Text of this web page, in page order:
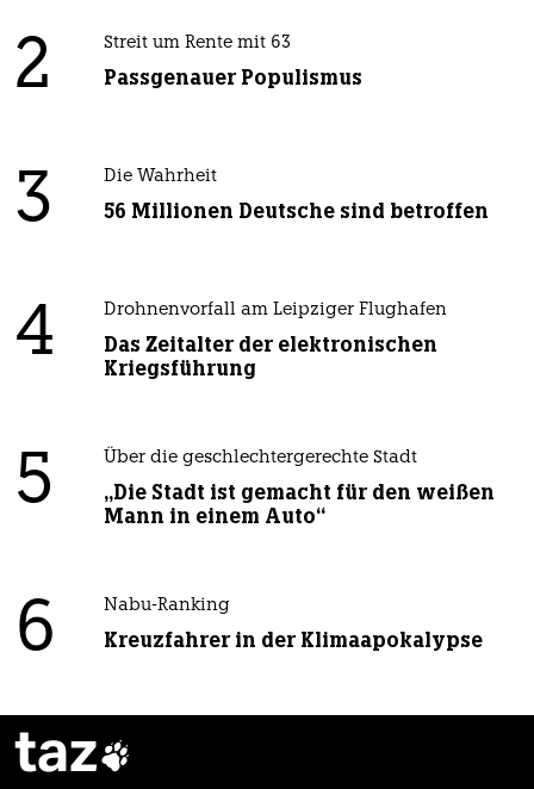
2 Streit um Rente mit 63
Passgenauer Populismus
3 Die Wahrheit
56 Millionen Deutsche sind betroffen
4 Drohnenvorfall am Leipziger Flughafen
Das Zeitalter der elektronischen
Kriegsführung
5 Über die geschlechtergerechte Stadt
„Die Stadt ist gemacht für den weißen
Mann in einem Auto“
6 Nabu-Ranking
Kreuzfahrer in der Klimaapokalypse
taz